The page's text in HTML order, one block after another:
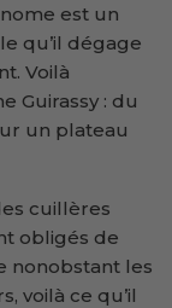
est un
qu’il dégage
Voilà
Guirassy : du
un plateau
cuillères
obligés de
nonobstant les
voilà ce qu’il